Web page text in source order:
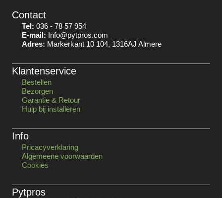
Contact
Tel: 036 - 78 57 954
E-mail: Info@pytpros.com
Adres: Markerkant 10 104, 1316AJ Almere
Klantenservice
Bestellen
Bezorgen
Garantie & Retour
Hulp bij installeren
Info
Pricacyverklaring
Algemeene voorwaarden
Cookies
Pytpros